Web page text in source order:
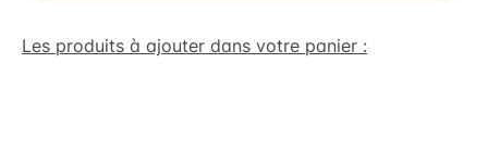
Les produits à ajouter dans votre panier :